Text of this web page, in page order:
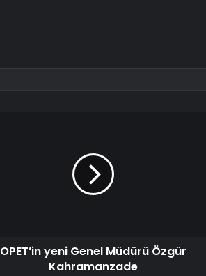
OPET’in yeni Genel Müdürü Özgür
Kahramanzade